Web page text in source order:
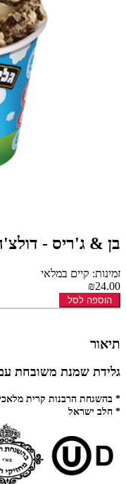
בן & ג'ריס - דולצ'ה
זמינות: קיים במלאי
₪24.00
הוספה לסל
תיאור
גלידת שמנת משובחת עם ריבת
* בהשגחת הרבנות קרית
* חלב ישראל